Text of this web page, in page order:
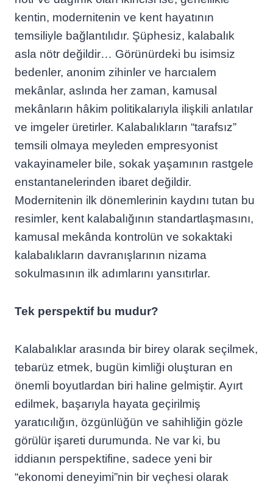
kentin, modernitenin ve kent hayatının
temsiliyle bağlantılıdır. Şüphesiz, kalabalık
asla nötr değildir… Görünürdeki bu isimsiz
bedenler, anonim zihinler ve harcıalem
mekânlar, aslında her zaman, kamusal
mekânların hâkim politikalarıyla ilişkili anlatılar
ve imgeler üretirler. Kalabalıkların “tarafsız”
temsili olmaya meyleden empresyonist
vakayinameler bile, sokak yaşamının rastgele
enstantanelerinden ibaret değildir.
Modernitenin ilk dönemlerinin kaydını tutan bu
resimler, kent kalabalığının standartlaşmasını,
kamusal mekânda kontrolün ve sokaktaki
kalabalıkların davranışlarının nizama
sokulmasının ilk adımlarını yansıtırlar.
Tek perspektif bu mudur?
Kalabalıklar arasında bir birey olarak seçilmek,
tebarüz etmek, bugün kimliği oluşturan en
önemli boyutlardan biri haline gelmiştir. Ayırt
edilmek, başarıyla hayata geçirilmiş
yaratıcılığın, özgünlüğün ve sahihliğin gözle
görülür işareti durumunda. Ne var ki, bu
iddianın perspektifine, sadece yeni bir
“ekonomi deneyimi”nin bir veçhesi olarak